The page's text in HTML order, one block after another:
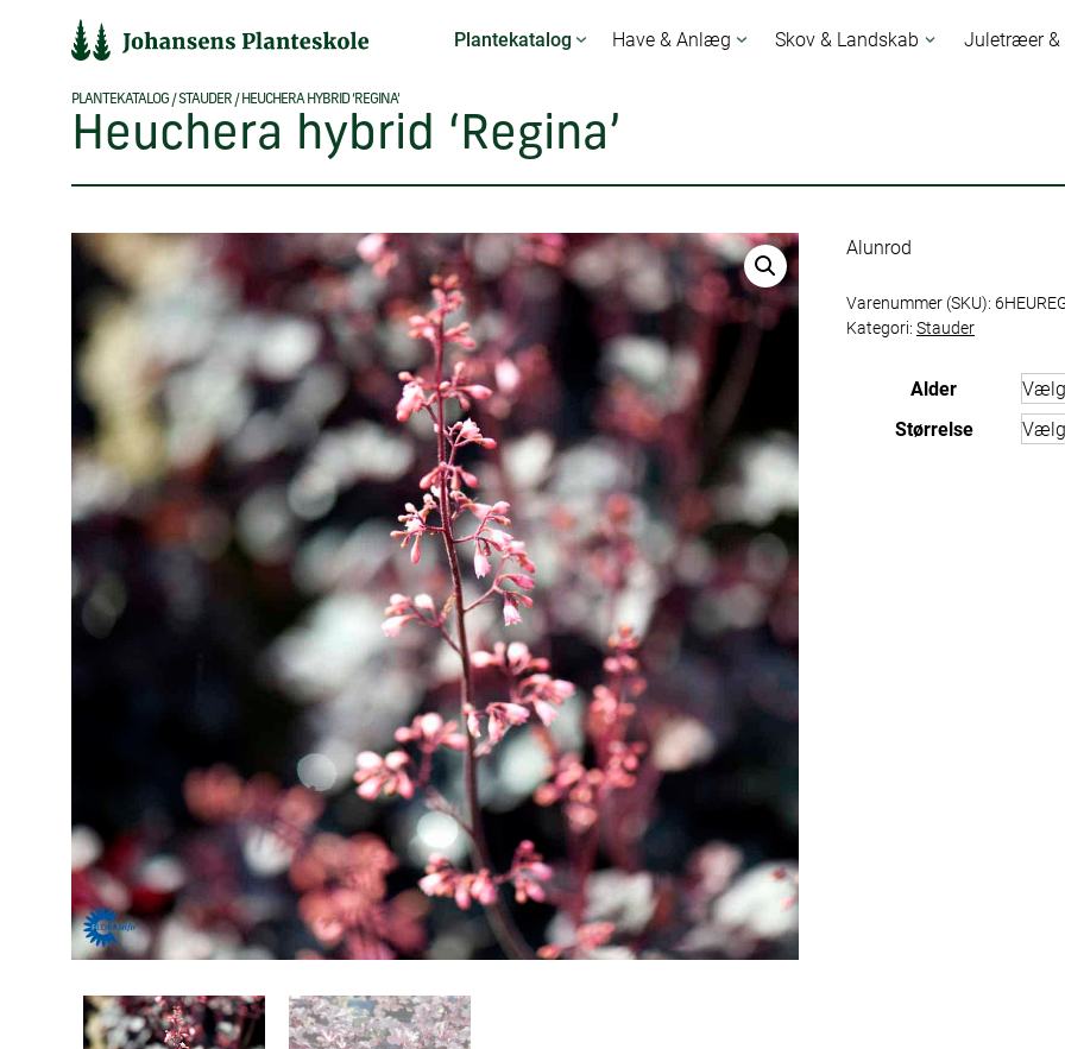
Plantekatalog Have & Anlæg Skov & Landskab Juletræer &
PLANTEKATALOG/STAUDER / HEUCHERA HYBRID ‘REGINA’
Heuchera hybrid ‘Regina’
Alunrod
Varenummer (SKU):
Kategori: Stauder
Alder
Størrelse